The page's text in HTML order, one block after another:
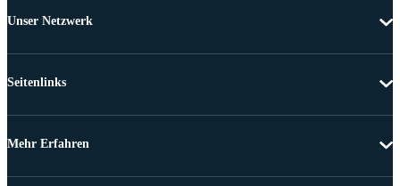
Unser Netzwerk
Seitenlinks
Mehr Erfahren